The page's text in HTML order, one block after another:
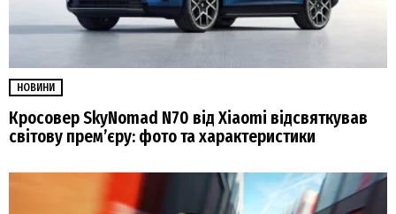
НОВИНИ
Кросовер SkyNomad N70 від Xiaomi відсвяткував
світову прем’єру: фото та характеристики